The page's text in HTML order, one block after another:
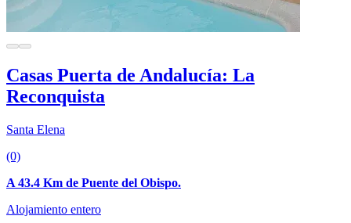
Casas Puerta de Andalucía: La
Reconquista
Santa Elena
(0)
A 43.4 Km de Puente del Obispo.
Alojamiento entero